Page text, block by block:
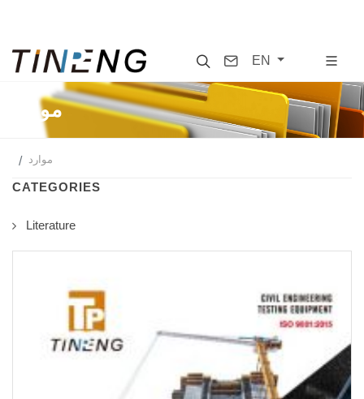
SearchContact
EN
موارد
موارد
CATEGORIES
Literature